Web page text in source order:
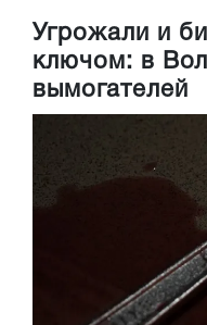
Угрожали и
ключом: в
вымогателей